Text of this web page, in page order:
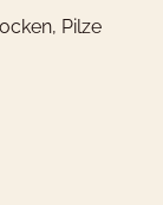
Pilze